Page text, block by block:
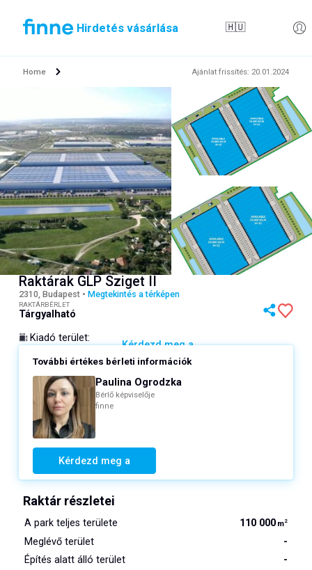
Hirdetés vásárlása 🇭🇺
Home Ajánlat frissítés: 20.01.2024
Raktárak GLP Sziget II
2310, Budapest • Megtekintés a térképen
RAKTÁRBÉRLET
Tárgyalható
Kiadó terület:
Kérdezd meg a
További értékes bérleti információk
Paulina Ogrodzka
Bérlő képviselője
finne
Kérdezd meg a
Raktár részletei
A park teljes területe 110 000 m2
Meglévő terület
-
Építés alatt álló terület
-